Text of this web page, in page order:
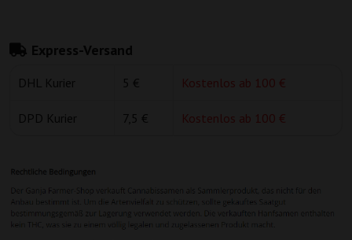
Express-Versand
DHL Kurier 5 € Kostenlos ab 100 €
DPD Kurier 7,5 € Kostenlos ab 100 €